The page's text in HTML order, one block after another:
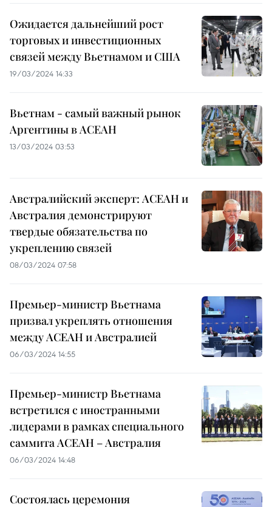
Ожидается дальнейший рост
торговых и инвестиционных
связей между Вьетнамом и США
19/03/2024 14:33
Вьетнам - самый важный рынок
Аргентины в АСЕАН
13/03/2024 03:53
Австралийский эксперт: АСЕАН и
Австралия демонстрируют
твердые обязательства по
укреплению связей
08/03/2024 07:58
Премьер-министр Вьетнама
призвал укреплять отношения
между АСЕАН и Австралией
06/03/2024 14:55
Премьер-министр Вьетнама
встретился с иностранными
лидерами в рамках специального
саммита АСЕАН – Австралия
06/03/2024 14:48
Состоялась церемония